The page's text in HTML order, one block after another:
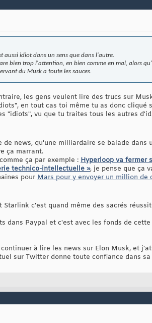
aussi idiot dans un sens que dans l'autre.
bien trop l'attention, en bien comme en mal, alors
du Musk a toute les sauces.
les gens veulent lire des trucs sur
en tout cas toi même tu as donc cliqué
"idiots", vu que tu traites tous les autres
de news, qu'une milliardaire se balade
ça marrant.
ça par exemple : Hyperloop va fermer
technico-intellectuelle », je pense que ça
pour Mars pour y envoyer un million de
Starlink c'est quand même des sacrés
dans Paypal et c'est avec les fonds de
à lire les news sur Elon Musk, et
sur Twitter donne toute confiance dans